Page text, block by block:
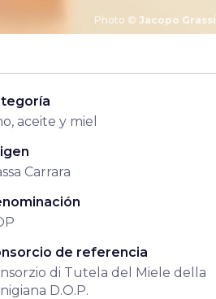
Photo © Jacopo Grassi
aceite y miel
Carrara
de referencia
di Tutela del Miele della
D.O.P.